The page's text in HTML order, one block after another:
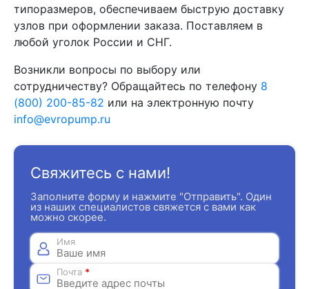
типоразмеров, обеспечиваем быструю доставку
узлов при оформлении заказа. Поставляем в
любой уголок России и СНГ.
Возникли вопросы по выбору или
сотрудничеству? Обращайтесь по телефону 8
(800) 200-85-82 или на электронную почту
info@evropump.ru
Свяжитесь с нами!
Заполните форму и нажмите "Отправить". Один
из наших специалистов свяжется с вами как
можно скорее.
Имя
Почта *